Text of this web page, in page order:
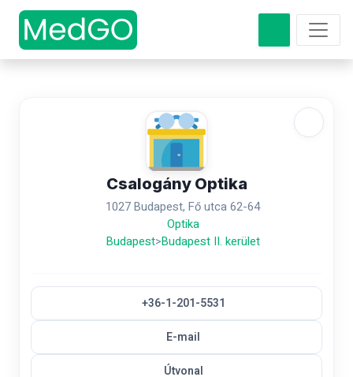
Csalogány Optika
1027 Budapest, Fő utca 62-64
Optika
Budapest>Budapest II. kerület
+36-1-201-5531
E-mail
Útvonal